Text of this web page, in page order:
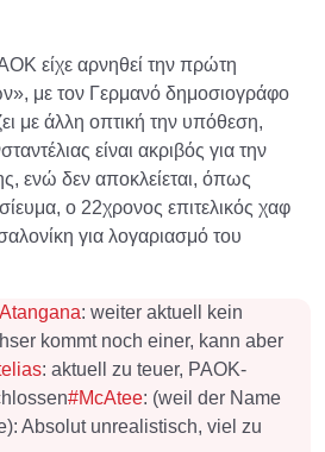
είχε αρνηθεί την πρώτη
με τον Γερμανό δημοσιογράφο
με άλλη οπτική την υπόθεση,
είναι ακριβός για την
ενώ δεν αποκλείεται, όπως
ο 22χρονος επιτελικός χαφ
για λογαριασμό του
: weiter aktuell kein
kommt noch einer, kann aber
: aktuell zu teuer, PAOK-
#McAtee: (weil der Name
Absolut unrealistisch, viel zu